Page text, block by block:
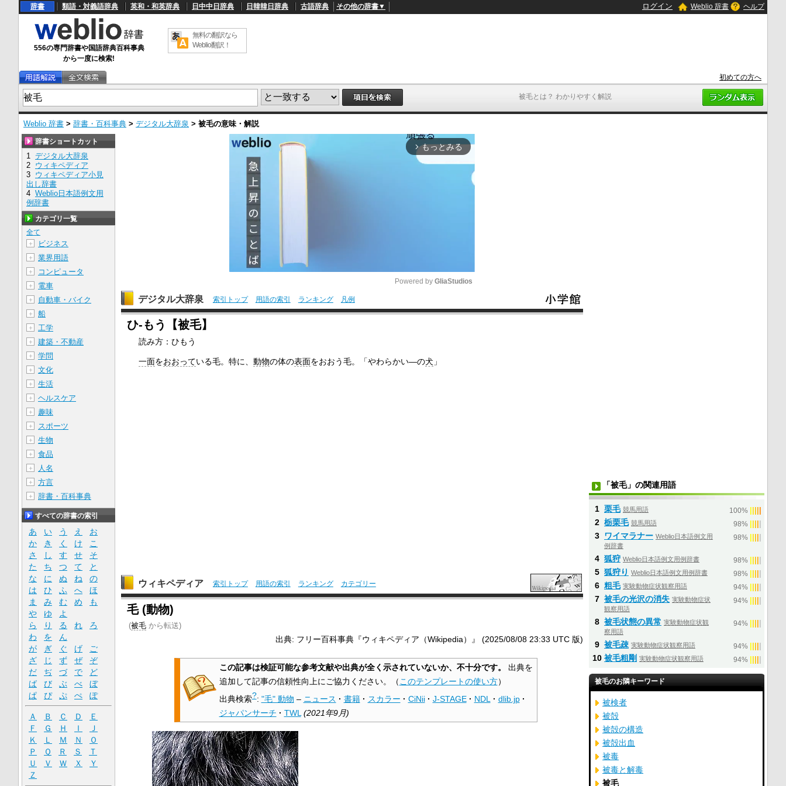
被毛とは？ わかりやすく解説
辞書 類語・対義語辞典 英和・和英辞典 日中中日辞典 日韓韓日辞典 古語辞典 その他の辞書▼ ログイン Weblio 辞書 ヘルプ
556の専門辞書や国語辞典百科事典
から一度に検索!
無料の翻訳なら
Weblio翻訳！
初めての方へ
Weblio 辞書 > 辞書・百科事典 > デジタル大辞泉 > 被毛の意味・解説
arrow_forward_ios もっとみる
M
e
Powered by GliaStudios
デジタル大辞泉 索引トップ 用語の索引 ランキング 凡例
ひ‐もう【被毛】
読み方：ひもう
一面をおおっている毛。特に、動物の体の表面をおおう毛。「やわらかい―の犬 」
ウィキペディア 索引トップ 用語の索引 ランキング カテゴリー
毛 (動物)
(被毛から転送)
出典: フリー百科事典『ウィキペディア（Wikipedia）』 (2025/08/08 23:33 UTC 版)
この記事は検証可能な参考文献や出典が全く示されていないか、不十分です。
出典を
追加して記事の信頼性向上にご協力ください。
（このテンプレートの使い方）
出典検索?: "毛" 動物 – ニュース · 書籍 · スカラー · CiNii · J-STAGE · NDL · dlib.jp ·
ジャパンサーチ · TWL (2021年9月)
辞書ショートカット
1 デジタル大辞泉
2 ウィキペディア
3 ウィキペディア小見
出し辞書
4 Weblio日本語例文用
例辞書
カテゴリ一覧
全て
＋
ビジネス
＋ 業界用語
＋ コンピュータ
＋ 電車
＋ 自動車・バイク
＋ 船
＋ 工学
＋ 建築・不動産
＋ 学問
＋ 文化
＋ 生活
＋ ヘルスケア
＋ 趣味
＋ スポーツ
＋ 生物
＋ 食品
＋ 人名
＋ 方言
＋ 辞書・百科事典
すべての辞書の索引
あ い う え
お
か
き く け
こ
さ
し す せ
そ
た
ち つ て
と
な
に ぬ ね
の
は
ひ ふ へ
ほ
ま
み む め
も
や
ゆ
よ
ら
り る れ
ろ
わ
を
ん
が
ぎ ぐ げ
ご
ざ
じ ず ぜ
ぞ
だ
ぢ づ で
ど
ば
び ぶ べ
ぼ
ぱ
ぴ ぷ ぺ ぽ
Ａ Ｂ Ｃ Ｄ
Ｅ
Ｆ
Ｇ Ｈ Ｉ
Ｊ
Ｋ
Ｌ Ｍ Ｎ
Ｏ
Ｐ
Ｑ Ｒ Ｓ
Ｔ
Ｕ
Ｖ Ｗ Ｘ
Ｙ
Ｚ
「被毛」の関連用語
1 栗毛 競馬用語 100%
2 栃栗毛 競馬用語 98%
3 ワイマラナー Weblio日本語例文用
例辞書
98%
4 狐狩 Weblio日本語例文用例辞書 98%
5 狐狩り Weblio日本語例文用例辞書 98%
6 粗毛 実験動物症状観察用語 94%
7 被毛の光沢の消失 実験動物症状
観察用語
94%
8 被毛状態の異常 実験動物症状観
察用語
94%
9 被毛疎 実験動物症状観察用語 94%
10 被毛粗剛 実験動物症状観察用語 94%
被毛のお隣キーワード
被検者
被殻
被殻の構造
被殻出血
被毒
被毒と解毒
被毛